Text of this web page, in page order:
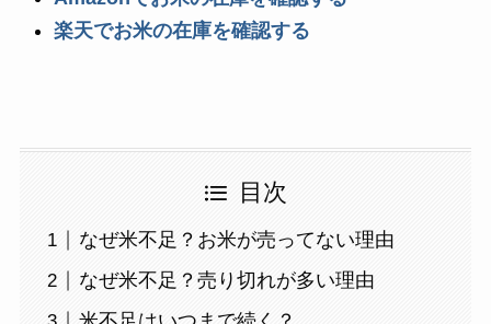
楽天でお米の在庫を確認する
目次
なぜ米不足？お米が売ってない理由
なぜ米不足？売り切れが多い理由